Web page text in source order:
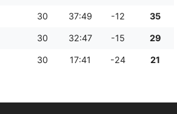
30 37:49 -12 35
30 32:47 -15 29
30 17:41 -24 21